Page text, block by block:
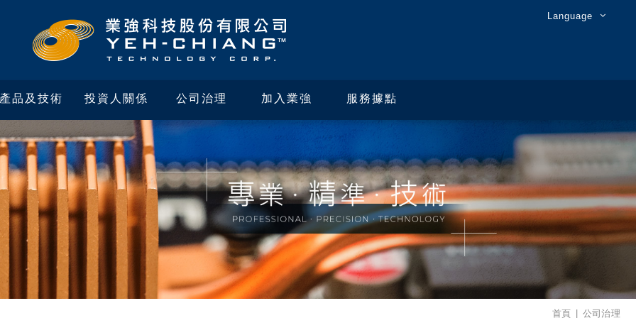
Language
產品及技術 投資人關係 公司治理 加入業強 服務據點
首頁 公司治理